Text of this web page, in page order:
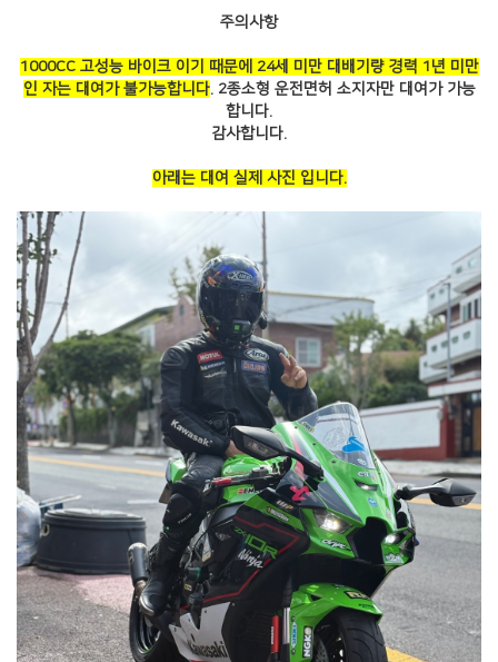
주의사항
1000CC 고성능 바이크 이기 때문에 24세 미만 대배기량 경력 1년 미만
인 자는 대여가 불가능합니다. 2종소형 운전면허 소지자만 대여가 가능
합니다.
감사합니다.
아래는 대여 실제 사진 입니다.